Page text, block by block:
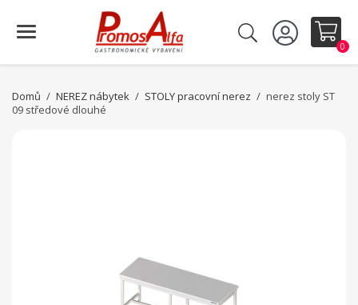
0
Domů NEREZ nábytek STOLY pracovní nerez
nerez stoly ST
09 středové dlouhé